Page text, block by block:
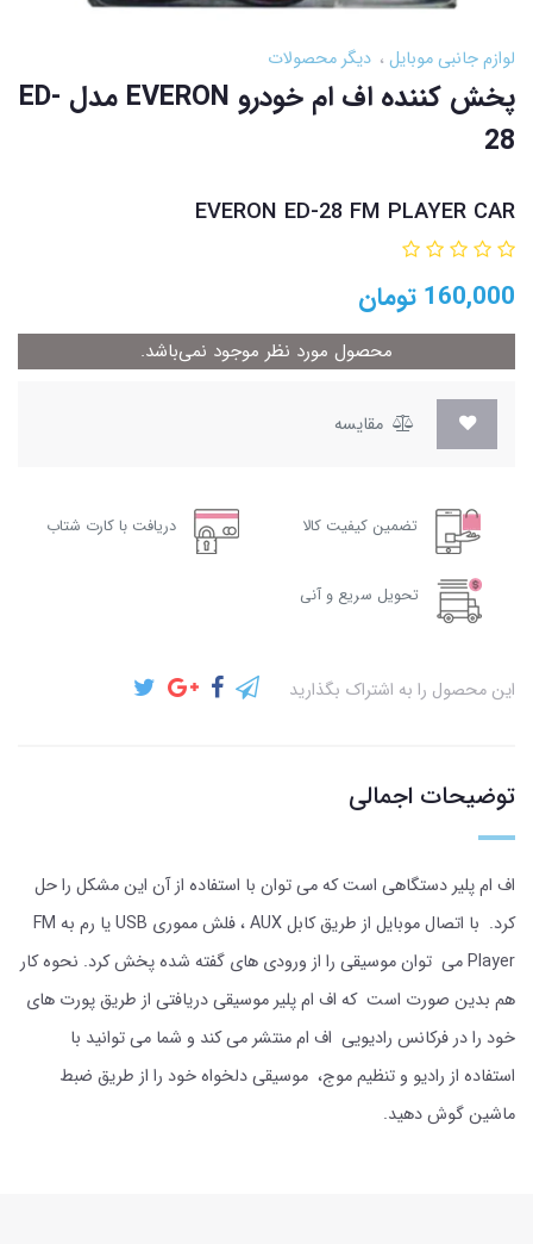
لوازم جانبی موبایل دیگر محصولات
پخش کننده اف ام خودرو EVERON مدل ED-
28
EVERON ED-28 FM PLAYER CAR
160,000 تومان
محصول مورد نظر موجود نمی‌باشد.
مقایسه
تضمین کیفیت کالا دریافت با کارت شتاب
تحویل سریع و آنی
این محصول را به اشتراک بگذارید
توضیحات اجمالی
اف ام پلیر دستگاهی است که می توان با استفاده از آن این مشکل را حل
کرد. با اتصال موبایل از طریق کابل AUX ، فلش مموری USB یا رم به FM
Player می توان موسیقی را از ورودی های گفته شده پخش کرد. نحوه کار
هم بدین صورت است که اف ام پلیر موسیقی دریافتی از طریق پورت های
خود را در فرکانس رادیویی اف ام منتشر می کند و شما می توانید با
استفاده از رادیو و تنظیم موج، موسیقی دلخواه خود را از طریق ضبط
ماشین گوش دهید.